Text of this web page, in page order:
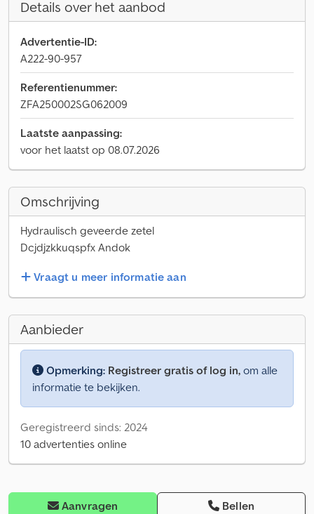
Details over het aanbod
Advertentie-ID:
A222-90-957
Referentienummer:
ZFA250002SG062009
Laatste aanpassing:
voor het laatst op 08.07.2026
Omschrijving
Hydraulisch geveerde zetel
Dcjdjzkkuqspfx Andok
Vraagt u meer informatie aan
Aanbieder
Opmerking: Registreer gratis of log in, om alle
informatie te bekijken.
Geregistreerd sinds: 2024
10 advertenties online
Aanvragen Bellen